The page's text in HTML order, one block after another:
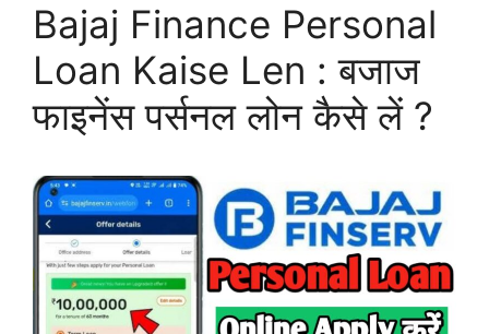
Bajaj Finance Personal
Loan Kaise Len : बजाज
फाइनेंस पर्सनल लोन कैसे लें ?